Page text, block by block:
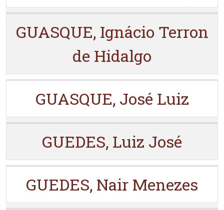
GUASQUE, Ignácio Terron
de Hidalgo
GUASQUE, José Luiz
GUEDES, Luiz José
GUEDES, Nair Menezes